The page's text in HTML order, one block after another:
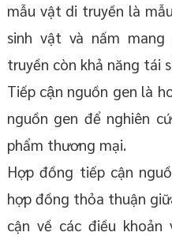
mẫu vật di truyền là
sinh vật và nấm
truyền còn khả năng tái
Tiếp cận nguồn gen là
nguồn gen để nghiên
phẩm thương mại.
Hợp đồng tiếp cận
hợp đồng thỏa thuận
cận về các điều